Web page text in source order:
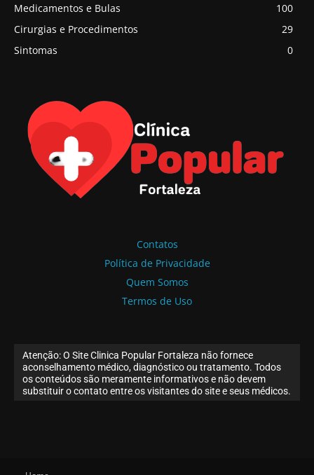
Medicamentos e Bulas
100
Cirurgias e Procedimentos
29
Sintomas
0
Contatos
Política de Privacidade
Quem Somos
Termos de Uso
Atenção: O Site Clinica Popular Fortaleza não fornece
aconselhamento médico, diagnóstico ou tratamento. Todos
os conteúdos são meramente informativos e não devem
substituir o contato entre os visitantes do site e seus médicos.